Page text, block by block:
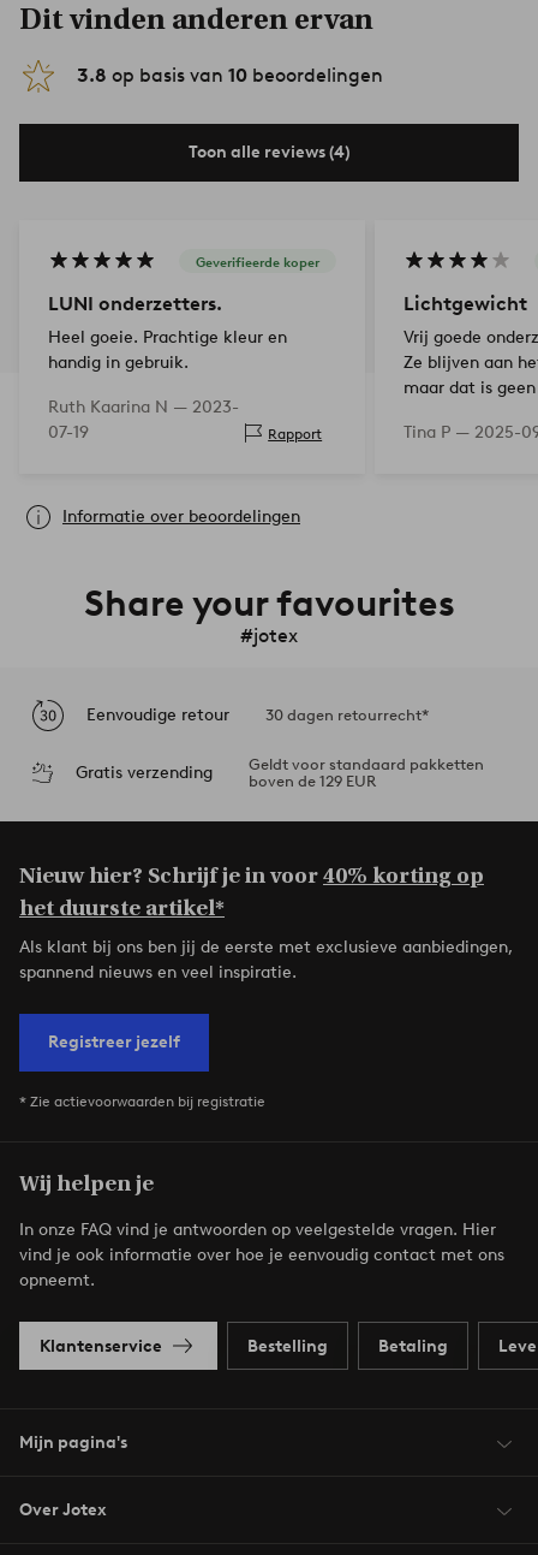
Dit vinden anderen ervan
3.8 op basis van 10 beoordelingen
Toon alle reviews (4)
Geverifieerde koper
LUNI onderzetters.
Heel goeie. Prachtige kleur en
handig in gebruik.
Ruth Kaarina N — 2023-
07-19
Rapport
Lichtgewicht
Vrij goede
Ze blijven aan
maar dat is
Tina P — 2025-
Informatie over beoordelingen
Share your favourites
#jotex
Eenvoudige retour 30 dagen retourrecht*
Gratis verzending
Geldt voor standaard pakketten
boven de 129 EUR
Nieuw hier? Schrijf je in voor40% korting op
het duurste artikel*
Als klant bij ons ben jij de eerste met exclusieve aanbiedingen,
spannend nieuws en veel inspiratie.
Registreer jezelf
* Zie actievoorwaarden bij registratie
Wij helpen je
In onze FAQ vind je antwoorden op veelgestelde vragen. Hier
vind je ook informatie over hoe je eenvoudig contact met ons
opneemt.
Klantenservice Bestelling Betaling
Mijn pagina's
Over Jotex